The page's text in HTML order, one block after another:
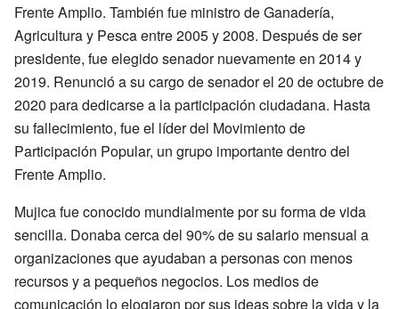
Frente Amplio. También fue ministro de Ganadería,
Agricultura y Pesca entre 2005 y 2008. Después de ser
presidente, fue elegido senador nuevamente en 2014 y
2019. Renunció a su cargo de senador el 20 de octubre de
2020 para dedicarse a la participación ciudadana. Hasta
su fallecimiento, fue el líder del Movimiento de
Participación Popular, un grupo importante dentro del
Frente Amplio.
Mujica fue conocido mundialmente por su forma de vida
sencilla. Donaba cerca del 90% de su salario mensual a
organizaciones que ayudaban a personas con menos
recursos y a pequeños negocios. Los medios de
comunicación lo elogiaron por sus ideas sobre la vida y la